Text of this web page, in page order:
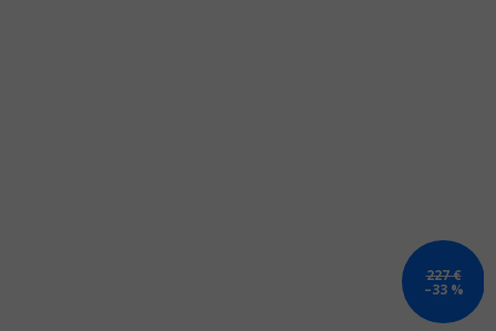
227 €
–33 %